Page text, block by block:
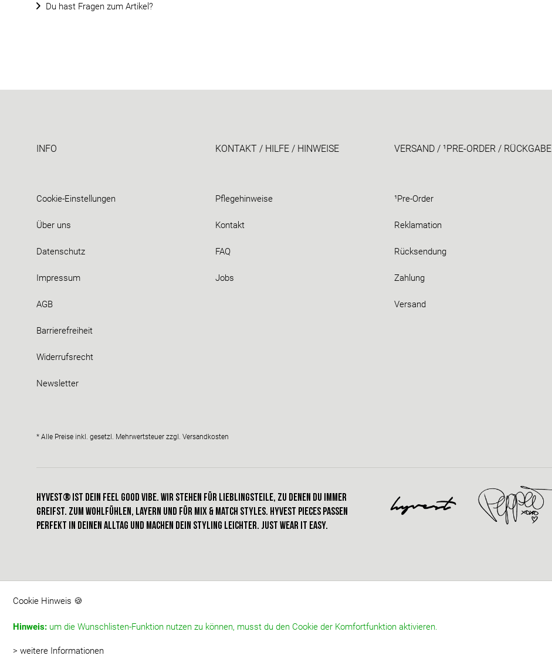
Du hast Fragen zum Artikel?
INFO
Cookie-Einstellungen
Über uns
Datenschutz
Impressum
AGB
Barrierefreiheit
Widerrufsrecht
Newsletter
KONTAKT / HILFE / HINWEISE
Pflegehinweise
Kontakt
FAQ
Jobs
VERSAND / ¹PRE-ORDER / RÜCKGABE
¹Pre-Order
Reklamation
Rücksendung
Zahlung
Versand
* Alle Preise inkl. gesetzl. Mehrwertsteuer zzgl. Versandkosten
HYVEST® IST dein FEEL GOOD VIBE. Wir stehen für Lieblingsteile, zu denen du immer
greifst. Zum Wohlfühlen, Layern und für Mix & Match styles. hyvest pieces passen
perfekt in deinen alltag und machen dein STYLING leichter. just wear it easy.
Cookie Hinweis 🍪
Hinweis: um die Wunschlisten-Funktion nutzen zu können, musst du den Cookie der Komfortfunktion aktivieren.
> weitere Informationen